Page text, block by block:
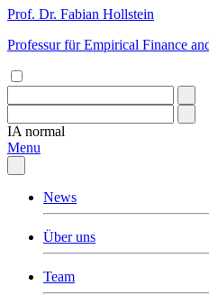
Prof. Dr. Fabian Hollstein
Professur für Empirical Finance
IA normal
Menu
News
Über uns
Team